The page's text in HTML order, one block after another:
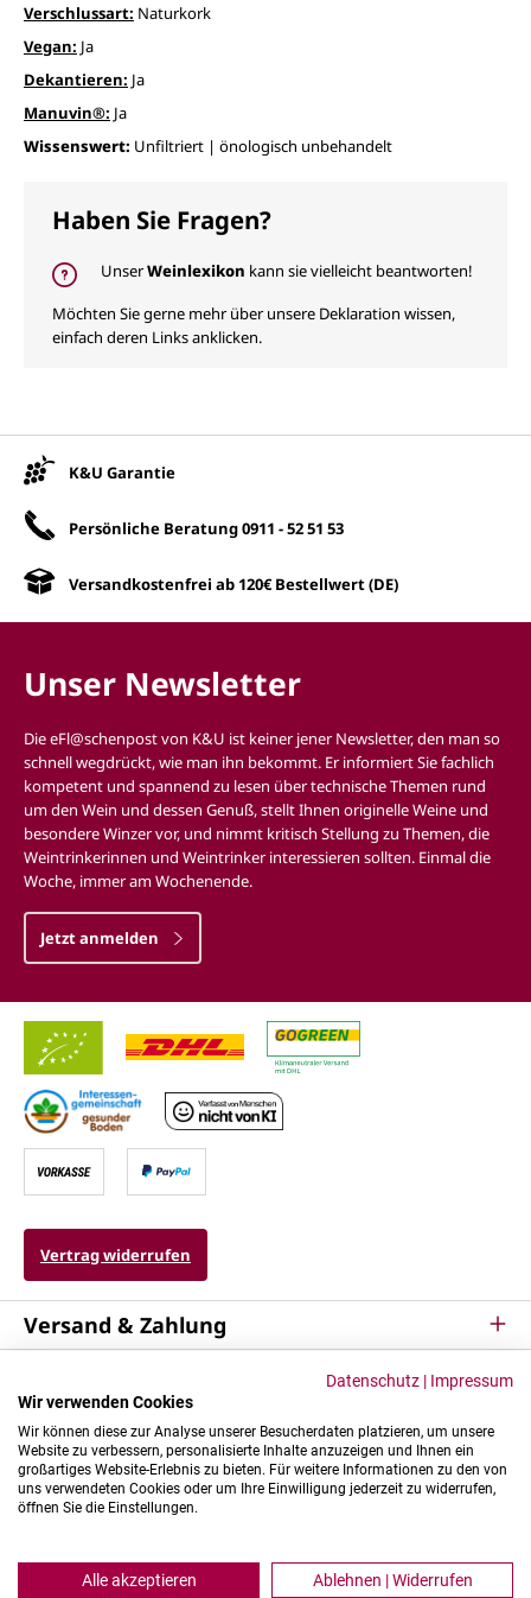
Verschlussart: Naturkork
Vegan: Ja
Dekantieren: Ja
Manuvin®: Ja
Wissenswert: Unfiltriert | önologisch unbehandelt
Haben Sie Fragen?
UnserWeinlexikon kann sie vielleicht beantworten!
Möchten Sie gerne mehr über unsere Deklaration wissen,
einfach deren Links anklicken.
K&U Garantie
Persönliche Beratung0911 - 52 51 53
Versandkostenfrei ab 120€ Bestellwert (DE)
Unser Newsletter
Die eFl@schenpost von K&U ist keiner jener Newsletter, den man so
schnell wegdrückt, wie man ihn bekommt. Er informiert Sie fachlich
kompetent und spannend zu lesen über technische Themen rund
um den Wein und dessen Genuß, stellt Ihnen originelle Weine und
besondere Winzer vor, und nimmt kritisch Stellung zu Themen, die
Weintrinkerinnen und Weintrinker interessieren sollten. Einmal die
Woche, immer am Wochenende.
Jetzt anmelden
Vertrag widerrufen
Versand & Zahlung
Kontakt & Mehr
Datenschutz | Impressum
Wir verwenden Cookies
Wir können diese zur Analyse unserer Besucherdaten platzieren, um unsere
Website zu verbessern, personalisierte Inhalte anzuzeigen und Ihnen ein
großartiges Website-Erlebnis zu bieten. Für weitere Informationen zu den von
uns verwendeten Cookies oder um Ihre Einwilligung jederzeit zu widerrufen,
öffnen Sie die Einstellungen.
Alle akzeptieren Ablehnen | Widerrufen